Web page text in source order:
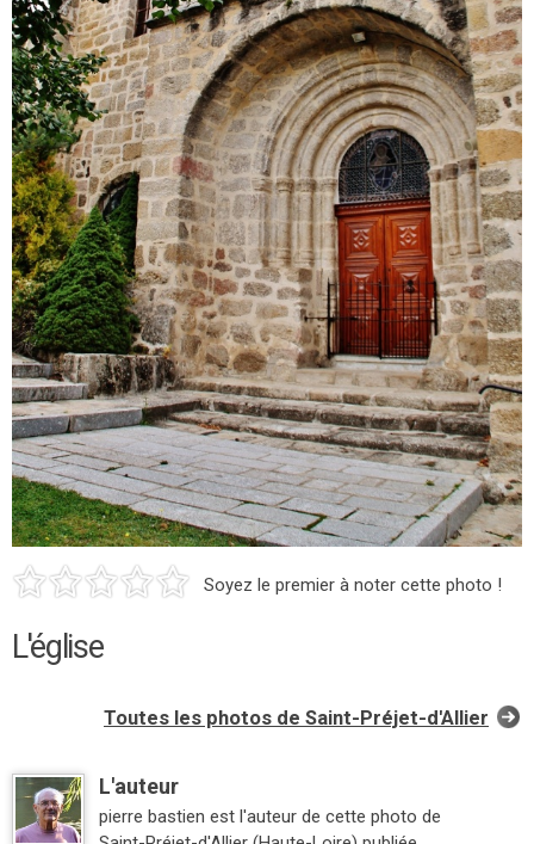
Soyez le premier à noter cette photo !
L'église
Toutes les photos de Saint-Préjet-d'Allier
L'auteur
pierre bastien est l'auteur de cette photo de